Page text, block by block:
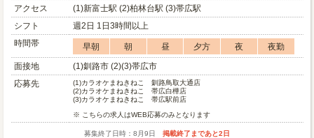
アクセス
(1)新富士駅 (2)柏林台駅 (3)帯広駅
シフト
週2日 1日3時間以上
時間帯
早朝 朝 昼 夕方 夜
夜勤
面接地
(1)釧路市 (2)(3)帯広市
応募先
(1)カラオケまねきねこ 釧路鳥取大通店
(2)カラオケまねきねこ 帯広白樺店
(3)カラオケまねきねこ 帯広駅前店
※ こちらの求人はWEB応募のみとなります
募集終了日時：8月9日 掲載終了まであと2日